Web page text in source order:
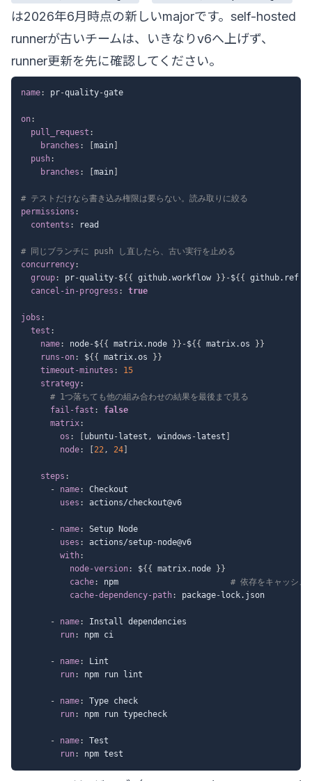
は2026年6月時点の新しいmajorです。self-hosted
runnerが古いチームは、いきなりv6へ上げず、
runner更新を先に確認してください。
name: pr-quality-gate
on:
pull_request :
branches : main
push:
branches : main
# テストだけなら書き込み権限は要らない。読み取りに絞る
permissions :
contents : read
# 同じブランチに push し直したら、古い実行を止める
concurrency:
group: pr-quality-${ { github.workflow } } -${ { github.ref
cancel-in-progress : true
jobs :
test :
name: node-${ { matrix.node } } -${ { matrix.os } }
runs-on: ${ { matrix.os } }
timeout-minutes :
15
strategy:
# 1つ落ちても他の組み合わせの結果を最後まで見る
fail-fast :
false
matrix:
os : ubuntu- latest , windows - latest
node: 22, 24
steps :
-
name:
Checkout
uses : actions/checkout@v6
- name:
Setup Node
uses : actions/setup-node@v6
with:
node-version: ${ { matrix.node } }
cache: npm # 依存をキャッシュ
cache-dependency-path: package- lock.json
- name:
Install dependencies
run: npm ci
- name:
Lint
run: npm run lint
- name:
Type check
run: npm run typecheck
- name:
Test
run: